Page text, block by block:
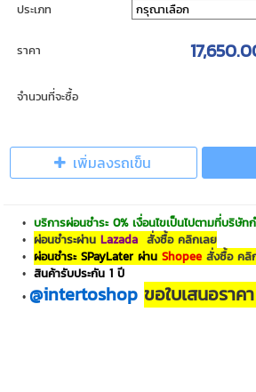
ประเภท
ราคา
จำนวนที่จะซื้อ
เพิ่มลงรถเข็น
บริการผ่อนชำระ 0% เงื่อนไขเป็นไปตามที่บริษัท
ผ่อนชำระผ่าน Lazada สั่งซื้อ คลิกเลย
ผ่อนชำระ SPayLater ผ่าน Shopee สั่งซื้อ คลิ
สินค้ารับประกัน 1 ปี
@intertoshop ขอใบเสนอราค